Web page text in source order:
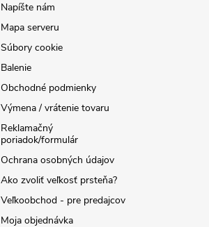
Napíšte nám
Mapa serveru
Súbory cookie
Balenie
Obchodné podmienky
Výmena / vrátenie tovaru
Reklamačný
poriadok/formulár
Ochrana osobných údajov
Ako zvoliť veľkosť prsteňa?
Veľkoobchod - pre predajcov
Moja objednávka